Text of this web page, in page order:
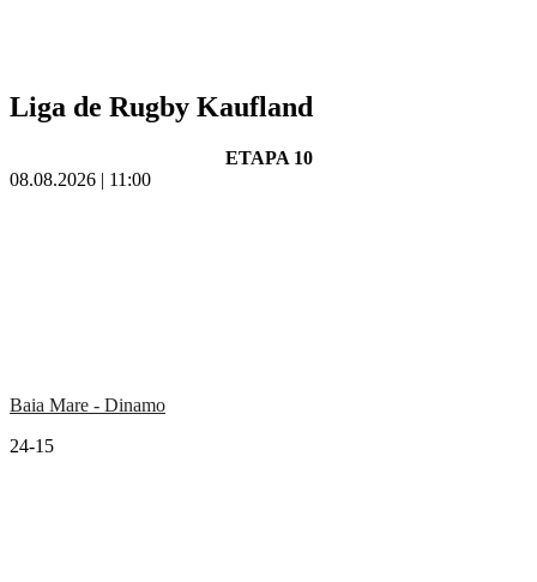
Liga de Rugby Kaufland
ETAPA 10
08.08.2026 | 11:00
Baia Mare - Dinamo
24-15